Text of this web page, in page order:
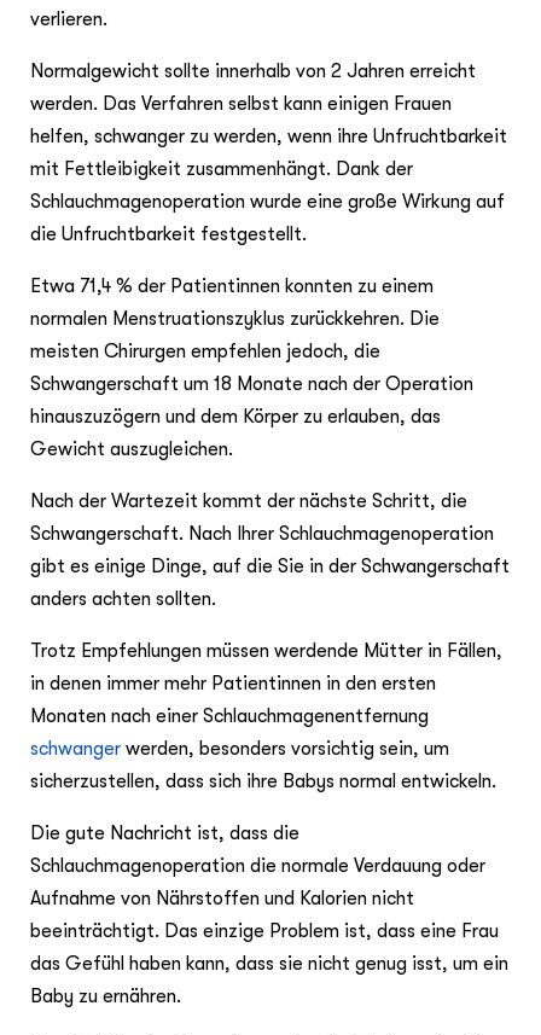
verlieren.
Normalgewicht sollte innerhalb von 2 Jahren erreicht
werden. Das Verfahren selbst kann einigen Frauen
helfen, schwanger zu werden, wenn ihre Unfruchtbarkeit
mit Fettleibigkeit zusammenhängt. Dank der
Schlauchmagenoperation wurde eine große Wirkung auf
die Unfruchtbarkeit festgestellt.
Etwa 71,4 % der Patientinnen konnten zu einem
normalen Menstruationszyklus zurückkehren. Die
meisten Chirurgen empfehlen jedoch, die
Schwangerschaft um 18 Monate nach der Operation
hinauszuzögern und dem Körper zu erlauben, das
Gewicht auszugleichen.
Nach der Wartezeit kommt der nächste Schritt, die
Schwangerschaft. Nach Ihrer Schlauchmagenoperation
gibt es einige Dinge, auf die Sie in der Schwangerschaft
anders achten sollten.
Trotz Empfehlungen müssen werdende Mütter in Fällen,
in denen immer mehr Patientinnen in den ersten
Monaten nach einer Schlauchmagenentfernung
schwanger werden, besonders vorsichtig sein, um
sicherzustellen, dass sich ihre Babys normal entwickeln.
Die gute Nachricht ist, dass die
Schlauchmagenoperation die normale Verdauung oder
Aufnahme von Nährstoffen und Kalorien nicht
beeinträchtigt. Das einzige Problem ist, dass eine Frau
das Gefühl haben kann, dass sie nicht genug isst, um ein
Baby zu ernähren.